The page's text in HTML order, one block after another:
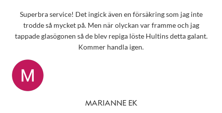
Superbra service! Det ingick även en försäkring som jag inte
trodde så mycket på. Men när olyckan var framme och jag
tappade glasögonen så de blev repiga löste Hultins detta galant.
Kommer handla igen.
MARIANNE EK